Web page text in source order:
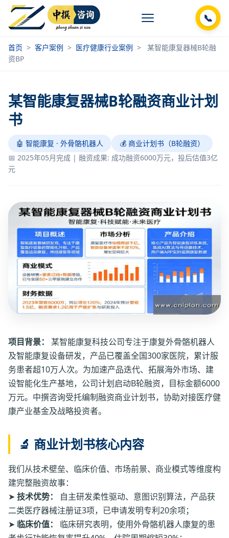
📞
首页 > 客户案例 > 医疗健康行业案例 >
某智能康复器械B轮融
资BP
某智能康复器械B轮融资商业计划
书
🤖 智能康复 · 外骨骼机器人
💰 商业计划书（B轮融资）
📅 2025年05月完成 | 融资成果: 成功融资6000万元，投后估值3亿
元
项目背景：
某智能康复科技公司专注于康复外骨骼机器人
及智能康复设备研发，产品已覆盖全国300家医院，累计服
务患者超10万人次。为加速产品迭代、拓展海外市场、建
设智能化生产基地，公司计划启动B轮融资，目标金额6000
万元。中撰咨询受托编制融资商业计划书，协助对接医疗健
康产业基金及战略投资者。
🔬 商业计划书核心内容
我们从技术壁垒、临床价值、市场前景、商业模式等维度构
建完整融资故事：
➤ 技术优势：
自主研发柔性驱动、意图识别算法，产品获
二类医疗器械注册证3项，已申请发明专利20余项；
➤ 临床价值：
临床研究表明，使用外骨骼机器人康复的患